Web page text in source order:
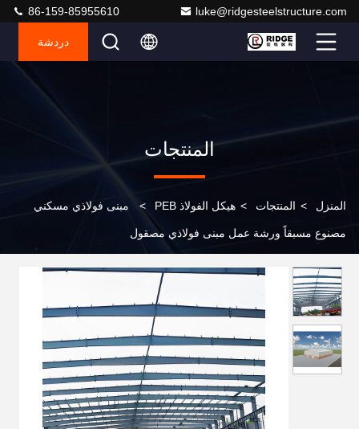
luke@ridgesteelstructure.com
86-159-85955610
دردشة
المنتجات
المنزل > المنتجات > هيكل الفولاذ PEB > مبنى فولاذي مسكني
مصنوع مسبقاً ورشة عمل مبنى فولاذي مصقول